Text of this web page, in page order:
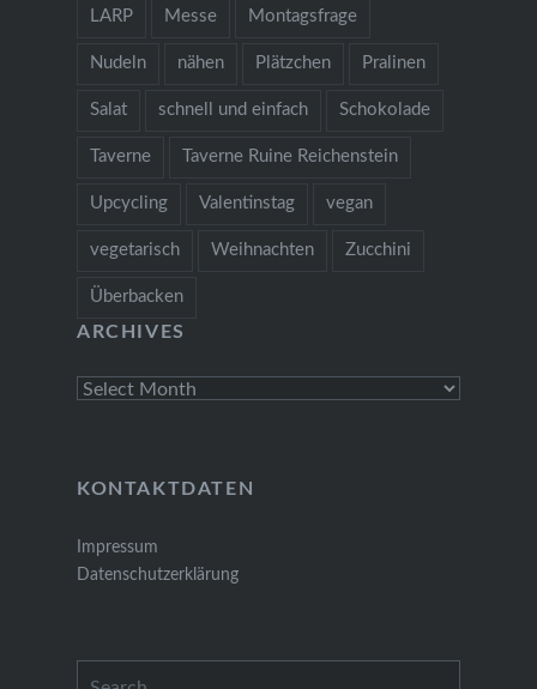
LARP Messe Montagsfrage
Nudeln nähen Plätzchen Pralinen
Salat schnell und einfach Schokolade
Taverne Taverne Ruine Reichenstein
Upcycling Valentinstag vegan
vegetarisch Weihnachten Zucchini
Überbacken
ARCHIVES
Archives
KONTAKTDATEN
Impressum
Datenschutzerklärung